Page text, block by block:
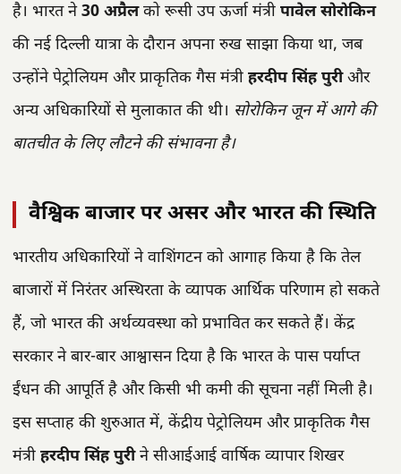
है। भारत ने30 अप्रैलको रूसी उप ऊर्जा मंत्री पावेल सोरोकिन
की नई दिल्ली यात्रा के दौरान अपना रुख साझा किया था, जब
उन्होंने पेट्रोलियम और प्राकृतिक गैस मंत्री हरदीप सिंह पुरीऔर
अन्य अधिकारियों से मुलाकात की थी। सोरोकिन जून में आगे की
बातचीत के लिए लौटने की संभावना है।
वैश्विक बाजार पर असर और भारत की स्थिति
भारतीय अधिकारियों ने वाशिंगटन को आगाह किया है कि तेल
बाजारों में निरंतर अस्थिरता के व्यापक आर्थिक परिणाम हो सकते
हैं, जो भारत की अर्थव्यवस्था को प्रभावित कर सकते हैं। केंद्र
सरकार ने बार-बार आश्वासन दिया है कि भारत के पास पर्याप्त
ईंधन की आपूर्ति है और किसी भी कमी की सूचना नहीं मिली है।
इस सप्ताह की शुरुआत में, केंद्रीय पेट्रोलियम और प्राकृतिक गैस
मंत्री हरदीप सिंह पुरीने सीआईआई वार्षिक व्यापार शिखर